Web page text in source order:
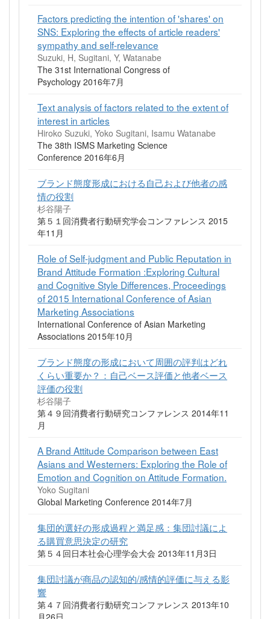
Factors predicting the intention of 'shares' on
SNS: Exploring the effects of article readers'
sympathy and self-relevance
Suzuki, H, Sugitani, Y, Watanabe
The 31st International Congress of
Psychology 2016年7月
Text analysis of factors related to the extent of
interest in articles
Hiroko Suzuki, Yoko Sugitani, Isamu Watanabe
The 38th ISMS Marketing Science
Conference 2016年6月
ブランド態度形成における自己および他者の感
情の役割
杉谷陽子
第５１回消費者行動研究学会コンファレンス 2015
年11月
Role of Self-judgment and Public Reputation in
Brand Attitude Formation :Exploring Cultural
and Cognitive Style Differences, Proceedings
of 2015 International Conference of Asian
Marketing Associations
International Conference of Asian Marketing
Associations 2015年10月
ブランド態度の形成において周囲の評判はどれ
くらい重要か？：自己ベース評価と他者ベース
評価の役割
杉谷陽子
第４９回消費者行動研究コンファレンス 2014年11
月
A Brand Attitude Comparison between East
Asians and Westerners: Exploring the Role of
Emotion and Cognition on Attitude Formation.
Yoko Sugitani
Global Marketing Conference 2014年7月
集団的選好の形成過程と満足感：集団討議によ
る購買意思決定の研究
第５４回日本社会心理学会大会 2013年11月3日
集団討議が商品の認知的/感情的評価に与える影
響
第４７回消費者行動研究コンファレンス 2013年10
月26日